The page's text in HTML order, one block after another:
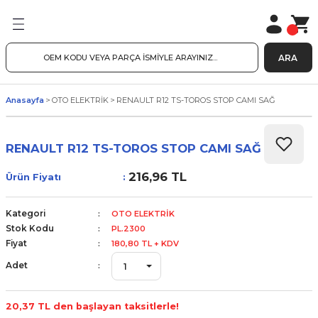
ARA
Anasayfa OTO ELEKTRİK RENAULT R12 TS-TOROS STOP CAMI SAĞ
RENAULT R12 TS-TOROS STOP CAMI SAĞ
Ürün Fiyatı 216,96 TL
Kategori OTO ELEKTRİK
Stok Kodu PL.2300
Fiyat 180,80 TL + KDV
Adet
20,37 TL den başlayan taksitlerle!